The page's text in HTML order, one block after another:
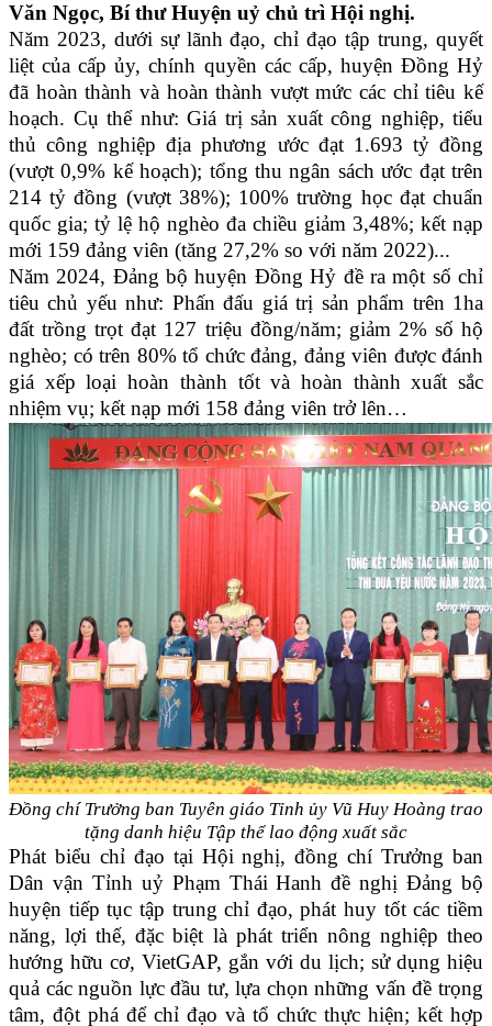
Văn Ngọc, Bí thư Huyện uỷ chủ trì Hội nghị.
Năm 2023, dưới sự lãnh đạo, chỉ đạo tập trung, quyết
liệt của cấp ủy, chính quyền các cấp, huyện Đồng Hỷ
đã hoàn thành và hoàn thành vượt mức các chỉ tiêu kế
hoạch. Cụ thể như: Giá trị sản xuất công nghiệp, tiểu
thủ công nghiệp địa phương ước đạt 1.693 tỷ đồng
(vượt 0,9% kế hoạch); tổng thu ngân sách ước đạt trên
214 tỷ đồng (vượt 38%); 100% trường học đạt chuẩn
quốc gia; tỷ lệ hộ nghèo đa chiều giảm 3,48%; kết nạp
mới 159 đảng viên (tăng 27,2% so với năm 2022)...
Năm 2024, Đảng bộ huyện Đồng Hỷ đề ra một số chỉ
tiêu chủ yếu như: Phấn đấu giá trị sản phẩm trên 1ha
đất trồng trọt đạt 127 triệu đồng/năm; giảm 2% số hộ
nghèo; có trên 80% tổ chức đảng, đảng viên được đánh
giá xếp loại hoàn thành tốt và hoàn thành xuất sắc
nhiệm vụ; kết nạp mới 158 đảng viên trở lên…
Đồng chí Trưởng ban Tuyên giáo Tỉnh ủy Vũ Huy Hoàng trao
tặng danh hiệu Tập thể lao động xuất sắc
Phát biểu chỉ đạo tại Hội nghị, đồng chí Trưởng ban
Dân vận Tỉnh uỷ Phạm Thái Hanh đề nghị Đảng bộ
huyện tiếp tục tập trung chỉ đạo, phát huy tốt các tiềm
năng, lợi thế, đặc biệt là phát triển nông nghiệp theo
hướng hữu cơ, VietGAP, gắn với du lịch; sử dụng hiệu
quả các nguồn lực đầu tư, lựa chọn những vấn đề trọng
tâm, đột phá để chỉ đạo và tổ chức thực hiện; kết hợp